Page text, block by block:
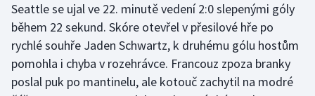
Volejbal
Ostatní
Seattle se ujal ve 22. minutě vedení 2:0 slepenými góly
během 22 sekund. Skóre otevřel v přesilové hře po
rychlé souhře Jaden Schwartz, k druhému gólu hostům
pomohla i chyba v rozehrávce. Francouz zpoza branky
poslal puk po mantinelu, ale kotouč zachytil na modré